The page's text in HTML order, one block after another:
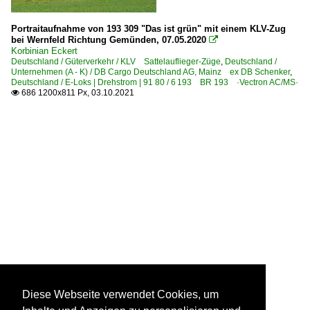
Portraitaufnahme von 193 309 "Das ist grün" mit einem KLV-Zug
bei Wernfeld Richtung Gemünden, 07.05.2020 
Korbinian Eckert
Deutschland / Güterverkehr / KLV Sattelauflieger-Züge Deutschland /
Unternehmen (A - K) / DB Cargo Deutschland AG, Mainz ex DB Schenker,
Deutschland / E-Loks | Drehstrom | 91 80 / 6 193 BR 193 ·Vectron AC/MS·
 686 1200x811 Px, 03.10.2021
Diese Webseite verwendet Cookies, um